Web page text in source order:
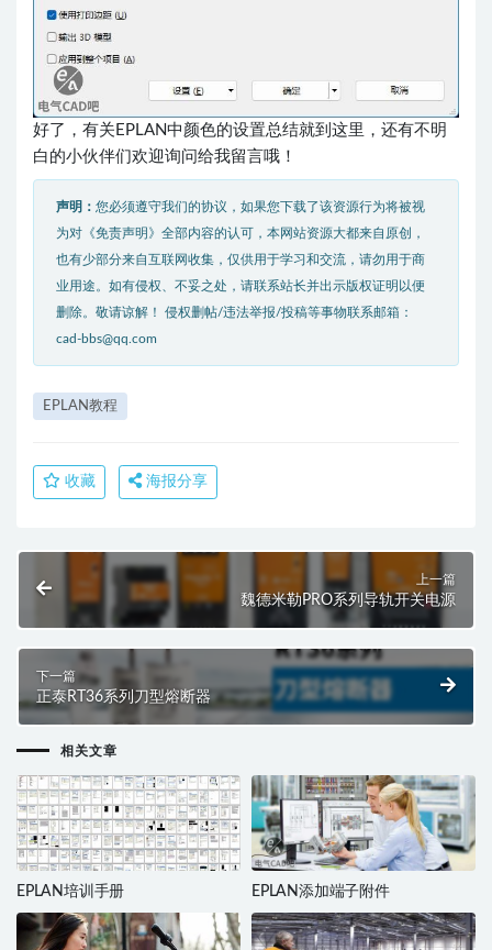
好了，有关EPLAN中颜色的设置总结就到这里，还有不明
白的小伙伴们欢迎询问给我留言哦！
声明： 您必须遵守我们的协议，如果您下载了该资源行为将被视
为对《免责声明》全部内容的认可，本网站资源大都来自原创，
也有少部分来自互联网收集，仅供用于学习和交流，请勿用于商
业用途。如有侵权、不妥之处，请联系站长并出示版权证明以便
删除。敬请谅解！ 侵权删帖/违法举报/投稿等事物联系邮箱：
cad-bbs@qq.com
EPLAN教程
收藏 海报分享
上一篇
魏德米勒PRO系列导轨开关电源
下一篇
正泰RT36系列刀型熔断器
相关文章
EPLAN培训手册 EPLAN添加端子附件